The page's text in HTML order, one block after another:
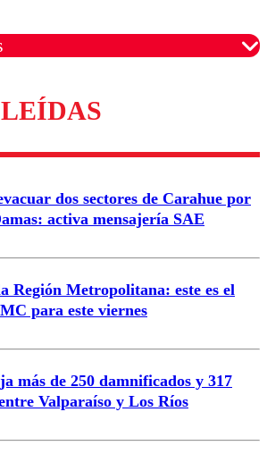
son moderados para garantizar un
diálogo respetuoso.
Enviar comentario
dos sectores de Carahue por
activa mensajería SAE
Región Metropolitana: este es el
para este viernes
más de 250 damnificados y 317
Valparaíso y Los Ríos